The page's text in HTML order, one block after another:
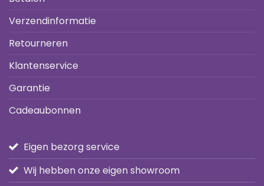
Verzendinformatie
Retourneren
Klantenservice
Garantie
Cadeaubonnen
Eigen bezorg service
Wij hebben onze eigen showroom